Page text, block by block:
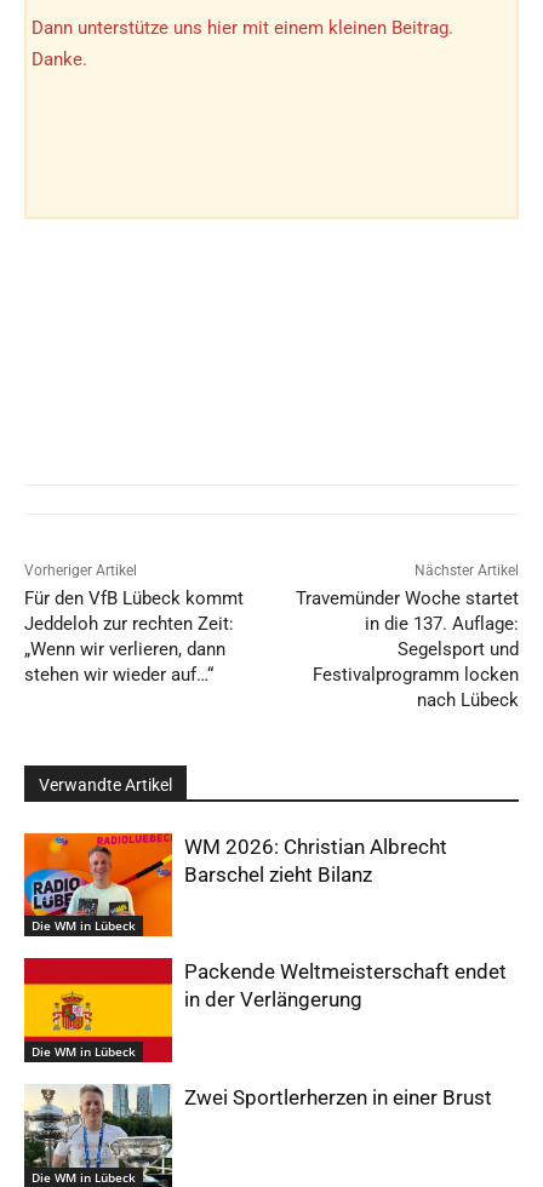
Dann unterstütze uns hier mit einem kleinen Beitrag.
Danke.
Vorheriger Artikel
Für den VfB Lübeck kommt
Jeddeloh zur rechten Zeit:
„Wenn wir verlieren, dann
stehen wir wieder auf…“
Nächster Artikel
Travemünder Woche startet
in die 137. Auflage:
Segelsport und
Festivalprogramm locken
nach Lübeck
Verwandte Artikel
Die WM in Lübeck
WM 2026: Christian Albrecht
Barschel zieht Bilanz
Die WM in Lübeck
Packende Weltmeisterschaft endet
in der Verlängerung
Die WM in Lübeck
Zwei Sportlerherzen in einer Brust